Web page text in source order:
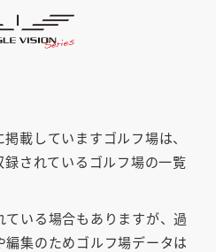
コース
載していますゴルフ場は、
されているゴルフ場の一覧
いる場合もありますが、過
集のためゴルフ場データは